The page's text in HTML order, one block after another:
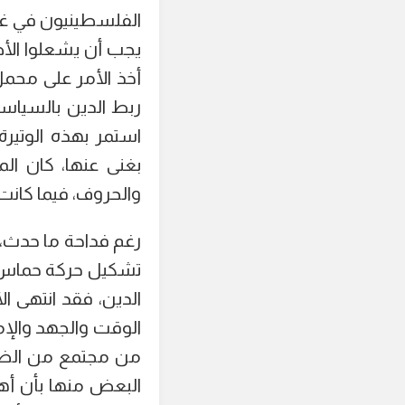
الفلسطينيون في
يجب أن يشعلوا
أخذ الأمر على
ربط الدين
استمر بهذه
بغنى عنها، كان
والحروف، فيما
رغم فداحة ما
تشكيل حركة حماس
الدين، فقد انتهى
الوقت والجهد
من مجتمع من
البعض منها بأن